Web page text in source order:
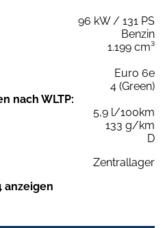
96 kW / 131 PS
Benzin
1.199 cm³
Euro 6e
4 (Green)
nach WLTP:
5,9 l/100km
133 g/km
D
Zentrallager
anzeigen